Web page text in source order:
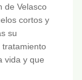
de Velasco
cortos y
su
tratamiento
vida y que